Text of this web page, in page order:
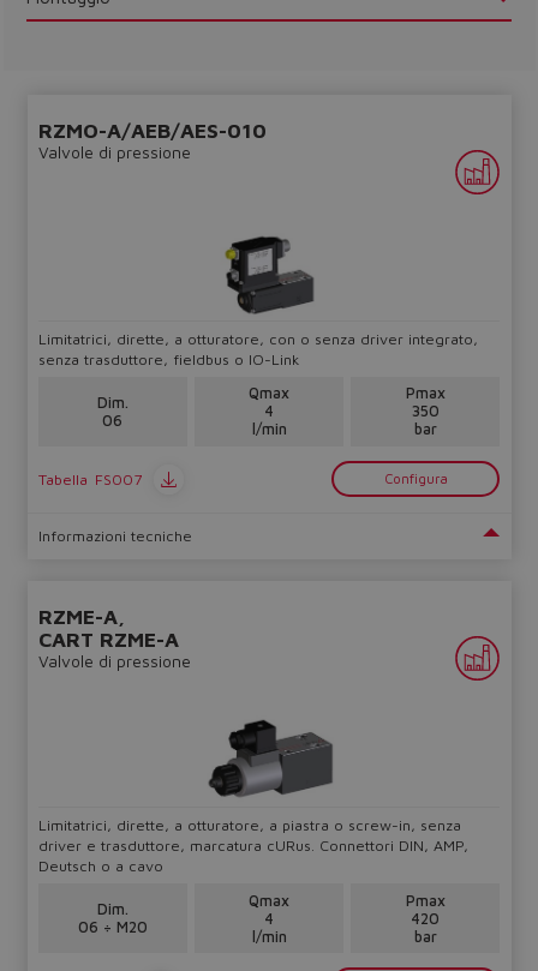
RZMO-A/AEB/AES-010
Valvole di pressione
Limitatrici, dirette, a otturatore, con o senza driver integrato,
senza trasduttore, fieldbus o IO-Link
Dim.
06
Qmax
4
l/min
Pmax
350
bar
Tabella FS007 Configura
Informazioni tecniche
RZME-A,
CART RZME-A
Valvole di pressione
Limitatrici, dirette, a otturatore, a piastra o screw-in, senza
driver e trasduttore, marcatura cURus. Connettori DIN, AMP,
Deutsch o a cavo
Dim.
06 ÷ M20
Qmax
4
l/min
Pmax
420
bar